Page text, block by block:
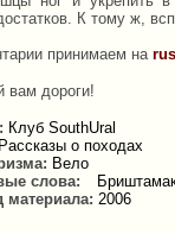
К тому ж,
принимаем на
вам дороги!
Клуб SouthUral
Рассказы о походах
Вело
слова:
материала: 2006